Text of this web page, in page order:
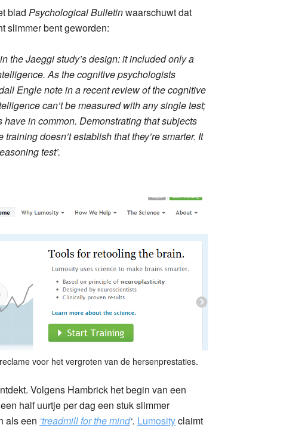
blad Psychological Bulletinwaarschuwt dat
slimmer bent geworden:
the Jaeggi study’s design: it included only a
As the cognitive psychologists
Engle note in a recent review of the cognitive
can’t be measured with any single test;
in common. Demonstrating that subjects
doesn’t establish that they’re smarter. It
test’.
voor het vergroten van de hersenprestaties.
Volgens Hambrick het begin van een
half uurtje per dag een stuk slimmer
als een ‘treadmill for the mind‘. Lumosityclaimt